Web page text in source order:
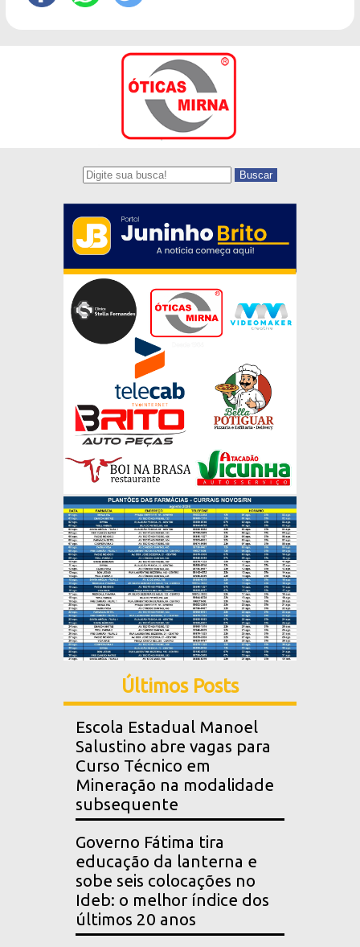
Buscar
Últimos Posts
Escola Estadual Manoel
Salustino abre vagas para
Curso Técnico em
Mineração na modalidade
subsequente
Governo Fátima tira
educação da lanterna e
sobe seis colocações no
Ideb: o melhor índice dos
últimos 20 anos